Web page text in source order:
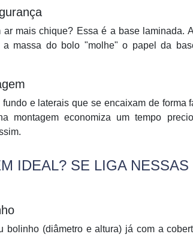
mais chique? Essa é a base laminada.
a massa do bolo "molhe" o papel da
e laterais que se encaixam de forma
montagem economiza um tempo
IDEAL? SE LIGA NESSAS
(diâmetro e altura) já com a